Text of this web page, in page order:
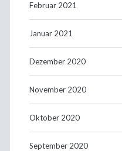
Februar 2021
Januar 2021
Dezember 2020
November 2020
Oktober 2020
September 2020